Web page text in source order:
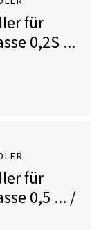
für
0,2S ...
für
0,5 ... /